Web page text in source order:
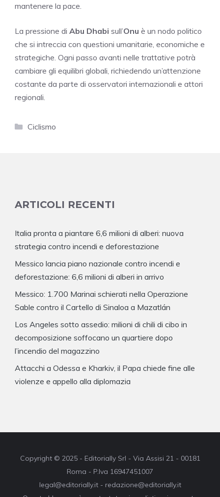
mantenere la pace.
La pressione di Abu Dhabi sull’Onu è un nodo politico
che si intreccia con questioni umanitarie, economiche e
strategiche. Ogni passo avanti nelle trattative potrà
cambiare gli equilibri globali, richiedendo un’attenzione
costante da parte di osservatori internazionali e attori
regionali.
Categorie
Ciclismo
ARTICOLI RECENTI
Italia pronta a piantare 6,6 milioni di alberi: nuova
strategia contro incendi e deforestazione
Messico lancia piano nazionale contro incendi e
deforestazione: 6,6 milioni di alberi in arrivo
Messico: 1.700 Marinai schierati nella Operazione
Sable contro il Cartello di Sinaloa a Mazatlán
Los Angeles sotto assedio: milioni di chili di cibo in
decomposizione soffocano un quartiere dopo
l’incendio del magazzino
Attacchi a Odessa e Kharkiv, il Papa chiede fine alle
violenze e appello alla diplomazia
Copyright © 2025 - Editorially Srl - Via Assisi 21 - 00181
Roma - P.Iva 16947451007
legal@editorially.it - redazione@editorially.it